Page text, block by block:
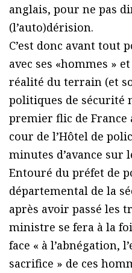
anglais, pour ne pas
(l’auto)dérision.
C’est donc avant tout
avec ses «hommes »
réalité du terrain (et
politiques de sécurité
premier flic de France
cour de l’Hôtel de
minutes d’avance sur
Entouré du préfet de
départemental de la
après avoir passé les
ministre se fera à la
face « à l’abnégation,
sacrifice » de ces